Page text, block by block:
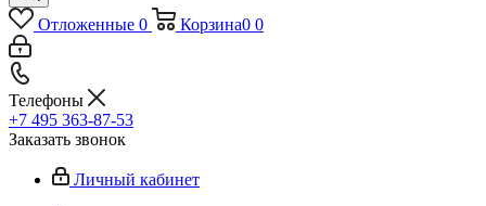
Отложенные 0 Корзина0 0
Телефоны
+7 495 363-87-53
Заказать звонок
Личный кабинет